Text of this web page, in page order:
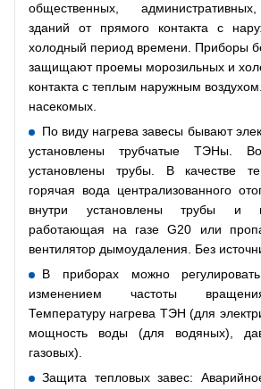
общественных,
зданий от прямого контакта с
холодный период времени. Приборы
защищают проемы морозильных и
контакта с теплым наружным
насекомых.
По виду нагрева завесы бывают
установлены трубчатые ТЭНы.
установлены трубы. В качестве
горячая вода централизованного
внутри установлены трубы и
работающая на газе G20 или
вентилятор дымоудаления. Без
В приборах можно
изменением частоты
Температуру нагрева ТЭН (для
мощность воды (для водяных),
газовых).
Защита тепловых завес: